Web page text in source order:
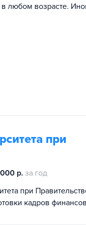
любом возрасте.
при
р. за год
при
кадров